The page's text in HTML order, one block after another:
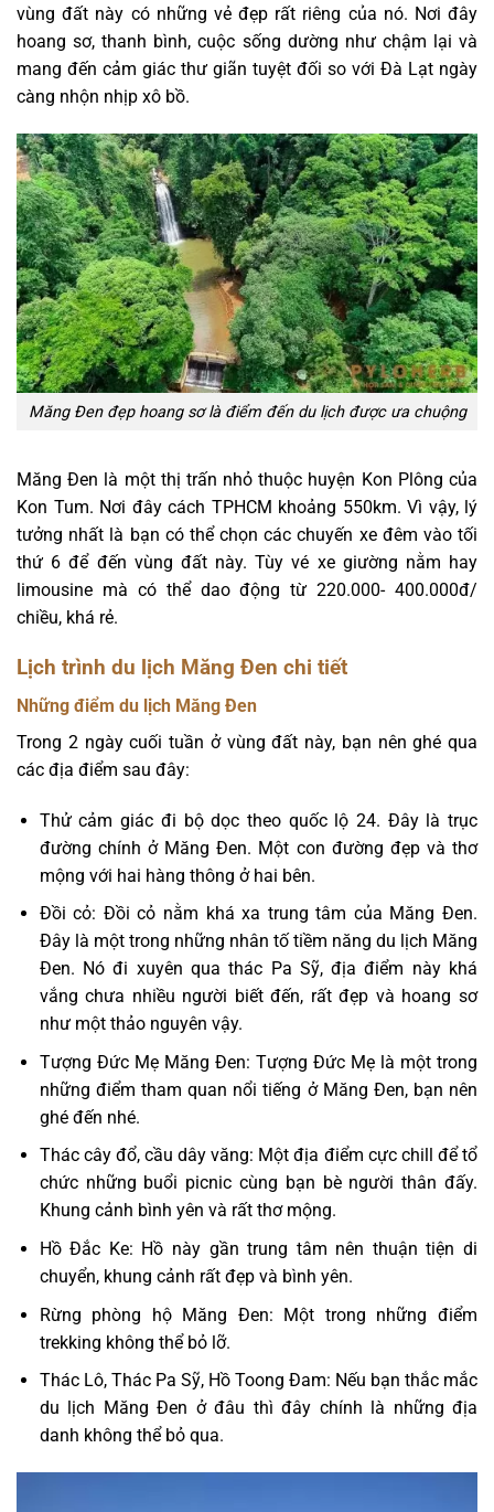
vùng đất này có những vẻ đẹp rất riêng của nó. Nơi đây
hoang sơ, thanh bình, cuộc sống dường như chậm lại và
mang đến cảm giác thư giãn tuyệt đối so với Đà Lạt ngày
càng nhộn nhịp xô bồ.
Măng Đen đẹp hoang sơ là điểm đến du lịch được ưa chuộng
Măng Đen là một thị trấn nhỏ thuộc huyện Kon Plông của
Kon Tum. Nơi đây cách TPHCM khoảng 550km. Vì vậy, lý
tưởng nhất là bạn có thể chọn các chuyến xe đêm vào tối
thứ 6 để đến vùng đất này. Tùy vé xe giường nằm hay
limousine mà có thể dao động từ 220.000- 400.000đ/
chiều, khá rẻ.
Lịch trình du lịch Măng Đen chi tiết
Những điểm du lịch Măng Đen
Trong 2 ngày cuối tuần ở vùng đất này, bạn nên ghé qua
các địa điểm sau đây:
Thử cảm giác đi bộ dọc theo quốc lộ 24. Đây là trục
đường chính ở Măng Đen. Một con đường đẹp và thơ
mộng với hai hàng thông ở hai bên.
Đồi cỏ: Đồi cỏ nằm khá xa trung tâm của Măng Đen.
Đây là một trong những nhân tố tiềm năng du lịch Măng
Đen. Nó đi xuyên qua thác Pa Sỹ, địa điểm này khá
vắng chưa nhiều người biết đến, rất đẹp và hoang sơ
như một thảo nguyên vậy.
Tượng Đức Mẹ Măng Đen: Tượng Đức Mẹ là một trong
những điểm tham quan nổi tiếng ở Măng Đen, bạn nên
ghé đến nhé.
Thác cây đổ, cầu dây văng: Một địa điểm cực chill để tổ
chức những buổi picnic cùng bạn bè người thân đấy.
Khung cảnh bình yên và rất thơ mộng.
Hồ Đắc Ke: Hồ này gần trung tâm nên thuận tiện di
chuyển, khung cảnh rất đẹp và bình yên.
Rừng phòng hộ Măng Đen: Một trong những điểm
trekking không thể bỏ lỡ.
Thác Lô, Thác Pa Sỹ, Hồ Toong Đam: Nếu bạn thắc mắc
du lịch Măng Đen ở đâu thì đây chính là những địa
danh không thể bỏ qua.